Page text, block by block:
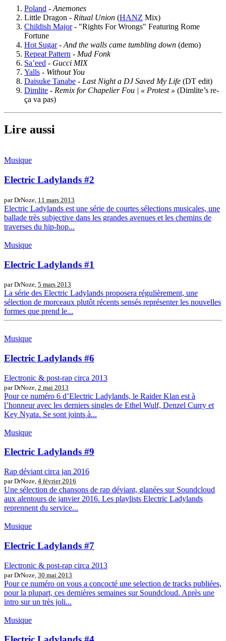
Poland - Anemones
Little Dragon - Ritual Union (HANZ Mix)
Childish Major- "Rights For Wrongs" Featuring Rome
Fortune
Hot Sugar- And the walls came tumbling down (demo)
Repeat Pattern - Mud Fonk
Sa’eed - Gucci MIX
Yalls - Without You
Daisuke Tanabe - Last Night a DJ Saved My Life (DT edit)
Dimlite - Remix for Chapelier Fou | « Protest » (Dimlite’s re-
ça va pas)
Lire aussi
Musique
Electric Ladylands #2
par DrNoze, 11 mars 2013
Electric Ladylands est une série de courtes sélections musicales, une
ballade très subjective dans les grandes avenues et les chemins de
traverses du hip-hop...
Musique
Electric Ladylands #1
par DrNoze, 5 mars 2013
La série des Electric Ladylands proposera régulièrement, une
sélection de morceaux plutôt récents sensés représenter les nouvelles
formes que prend le...
Musique
Electric Ladylands #6
Electronic & post-rap circa 2013
par DrNoze, 2 mai 2013
Pour ce numéro 6 d’Electric Ladylands, le Raider Klan est à
l’honneur avec les derniers singles de Ethel Wulf, Denzel Curry et
Key Nyata. Se sont joints à...
Musique
Electric Ladylands #9
Rap déviant circa jan 2016
par DrNoze, 4 février 2016
Une sélection de chansons de rap déviant, glanées sur Soundcloud
aux alentours de janvier 2016. Les playlists Electric Ladylands
reprennent du service...
Musique
Electric Ladylands #7
Electronic & post-rap circa 2013
par DrNoze, 30 mai 2013
Pour ce numéro on vous a concocté une selection de tracks publiées,
pour la plupart, ces dernières semaines sur Soundcloud. Après une
intro sur un très joli...
Musique